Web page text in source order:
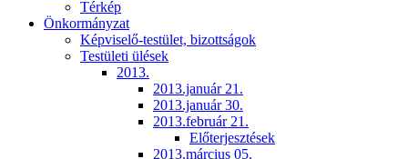
Térkép
Önkormányzat
Képviselő-testület, bizottságok
Testületi ülések
2013.
2013.január 21.
2013.január 30.
2013.február 21.
Előterjesztések
2013.március 05.